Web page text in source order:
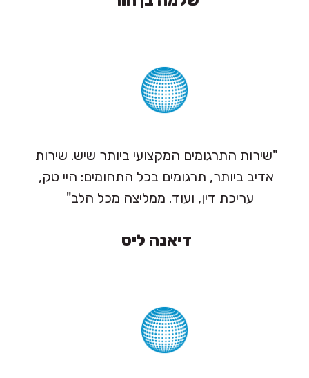
"שירות התרגומים המקצועי ביותר שיש. שירות
אדיב ביותר, תרגומים בכל התחומים: היי טק,
עריכת דין, ועוד. ממליצה מכל הלב"
דיאנה ליס